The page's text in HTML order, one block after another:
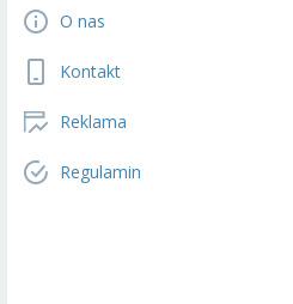
O nas
Kontakt
Reklama
Regulamin